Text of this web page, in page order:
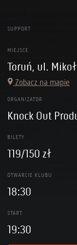
SUPPORT
MIEJSCE
Toruń, ul.
Zobacz na mapie
ORGANIZATOR
Knock Out
BILETY
119/150 zł
OTWARCIE KLUBU
18:30
START
19:30